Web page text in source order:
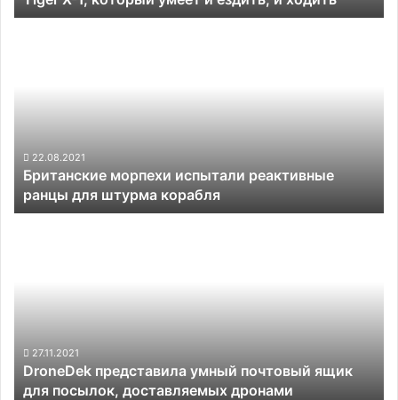
и
корабля
22.08.2021
Британские морпехи испытали реактивные
ранцы для штурма корабля
доставляемых
дронами
27.11.2021
DroneDek представила умный почтовый ящик
для посылок, доставляемых дронами